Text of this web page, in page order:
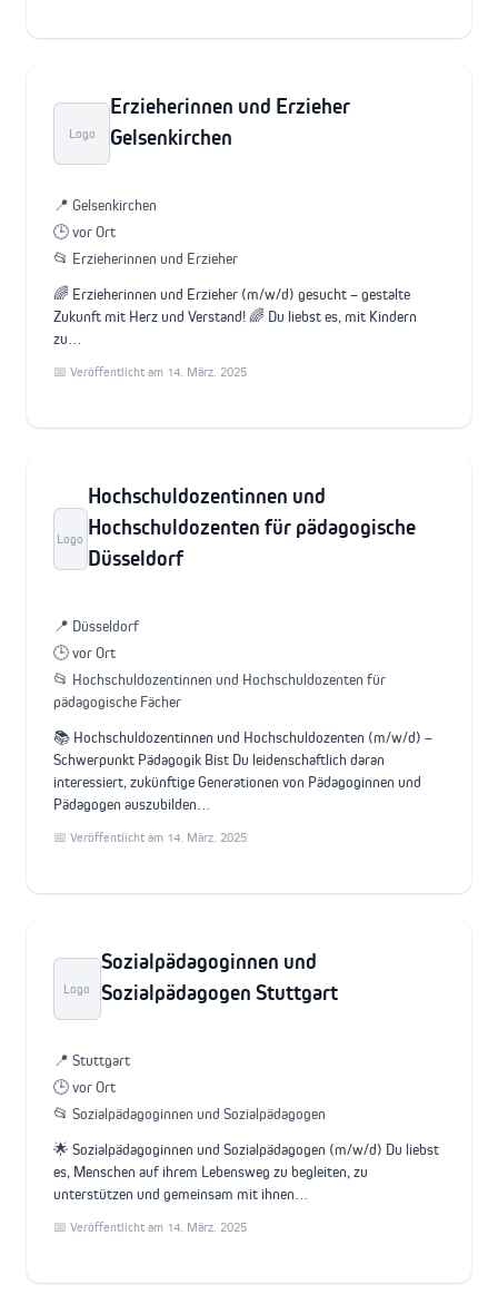
Logo
Erzieherinnen und Erzieher
Gelsenkirchen
📍 Gelsenkirchen
🕒 vor Ort
📂 Erzieherinnen und Erzieher
🌈 Erzieherinnen und Erzieher (m/w/d) gesucht – gestalte
Zukunft mit Herz und Verstand! 🌈 Du liebst es, mit Kindern
zu…
📅 Veröffentlicht am 14. März. 2025
Logo
Hochschuldozentinnen und
Hochschuldozenten für pädagogische
Düsseldorf
📍 Düsseldorf
🕒 vor Ort
📂 Hochschuldozentinnen und Hochschuldozenten für
pädagogische Fächer
📚 Hochschuldozentinnen und Hochschuldozenten (m/w/d) –
Schwerpunkt Pädagogik Bist Du leidenschaftlich daran
interessiert, zukünftige Generationen von Pädagoginnen und
Pädagogen auszubilden…
📅 Veröffentlicht am 14. März. 2025
Logo
Sozialpädagoginnen und
Sozialpädagogen Stuttgart
📍 Stuttgart
🕒 vor Ort
📂 Sozialpädagoginnen und Sozialpädagogen
🌟 Sozialpädagoginnen und Sozialpädagogen (m/w/d) Du liebst
es, Menschen auf ihrem Lebensweg zu begleiten, zu
unterstützen und gemeinsam mit ihnen…
📅 Veröffentlicht am 14. März. 2025